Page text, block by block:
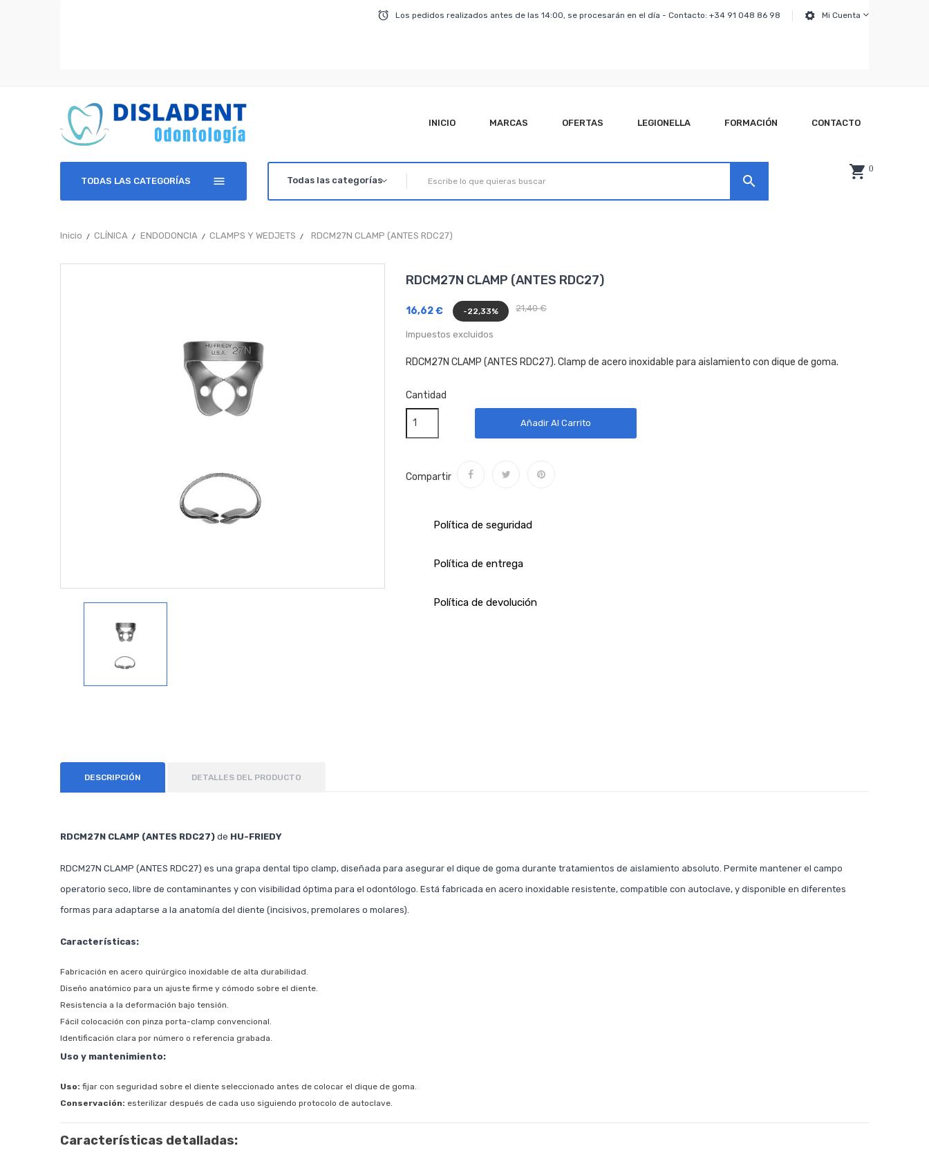
Mi Cuenta
Los pedidos realizados antes de las 14:00, se procesarán en el día - Contacto: +34 91 048 86 98
INICIO MARCAS OFERTAS LEGIONELLA FORMACIÓN CONTACTO
TODAS LAS CATEGORÍAS
0
search
Inicio CLÍNICA ENDODONCIA CLAMPS Y WEDJETS RDCM27N CLAMP (ANTES RDC27)
RDCM27N CLAMP (ANTES RDC27)
21,40 €
16,62 € -22,33%
Impuestos excluidos
RDCM27N CLAMP (ANTES RDC27). Clamp de acero inoxidable para aislamiento con dique de goma.
Cantidad
Añadir Al Carrito
Compartir
Política de seguridad
Política de entrega
Política de devolución
DESCRIPCIÓN DETALLES DEL PRODUCTO
RDCM27N CLAMP (ANTES RDC27) de HU-FRIEDY
RDCM27N CLAMP (ANTES RDC27) es una grapa dental tipo clamp, diseñada para asegurar el dique de goma durante tratamientos de aislamiento absoluto. Permite mantener el campo
operatorio seco, libre de contaminantes y con visibilidad óptima para el odontólogo. Está fabricada en acero inoxidable resistente, compatible con autoclave, y disponible en diferentes
formas para adaptarse a la anatomía del diente (incisivos, premolares o molares).
Características:
Fabricación en acero quirúrgico inoxidable de alta durabilidad.
Diseño anatómico para un ajuste firme y cómodo sobre el diente.
Resistencia a la deformación bajo tensión.
Fácil colocación con pinza porta-clamp convencional.
Identificación clara por número o referencia grabada.
Uso y mantenimiento:
Uso: fijar con seguridad sobre el diente seleccionado antes de colocar el dique de goma.
Conservación: esterilizar después de cada uso siguiendo protocolo de autoclave.
Características detalladas: